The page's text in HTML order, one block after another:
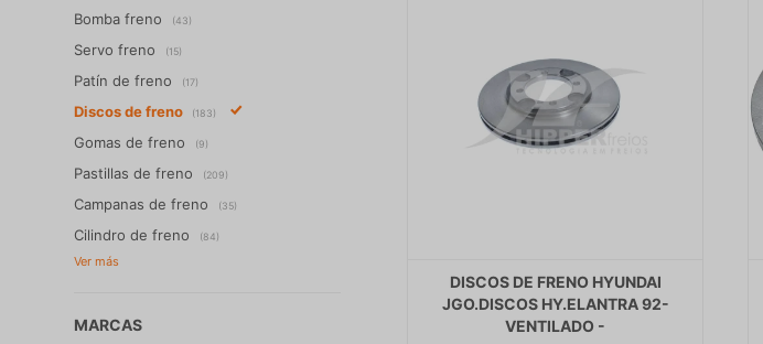
DISCOS DE FRENO HYUNDAI
JGO.DISCOS HY.ELANTRA 92-
VENTILADO -
Bomba freno (43)
Servo freno (15)
Patín de freno (17)
Discos de freno (183)
Gomas de freno (9)
Pastillas de freno (209)
Campanas de freno (35)
Cilindro de freno (84)
MARCAS